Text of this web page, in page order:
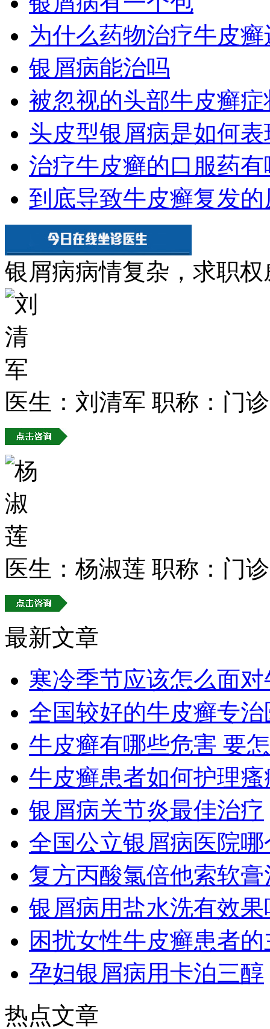
为什么药物治疗牛皮
银屑病能治吗
被忽视的头部牛皮癣症
头皮型银屑病是如何表
治疗牛皮癣的口服药
到底导致牛皮癣复发
银屑病病情复杂，求职
医生：刘清军 职称：门
医生：杨淑莲 职称：门
最新文章
寒冷季节应该怎么面
全国较好的牛皮癣专
牛皮癣有哪些危害 要
牛皮癣患者如何护理
银屑病关节炎最佳治疗
全国公立银屑病医院哪
复方丙酸氯倍他索软
银屑病用盐水洗有效果
困扰女性牛皮癣患者
孕妇银屑病用卡泊三醇
热点文章